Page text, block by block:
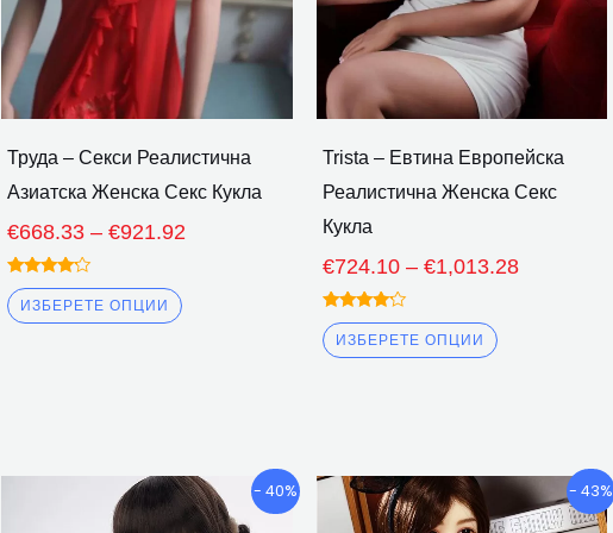
Труда – Секси Реалистична
Азиатска Женска Секс Кукла
€668.33 – €921.92
Оценено
4.00
извън 5
ИЗБЕРЕТЕ ОПЦИИ
да
бъдат
избрани
на
страницата
на
продукта
Trista – Евтина Европейска
Реалистична Женска Секс
Кукла
€724.10 – €1,013.28
Оценено
4.00
извън 5
ИЗБЕРЕТЕ ОПЦИИ
да
бъдат
избрани
на
страницата
на
- 40%
Ценови
диапазон:
Този
продукт
- 43%
Ценови
диапазон:
Този
продукт